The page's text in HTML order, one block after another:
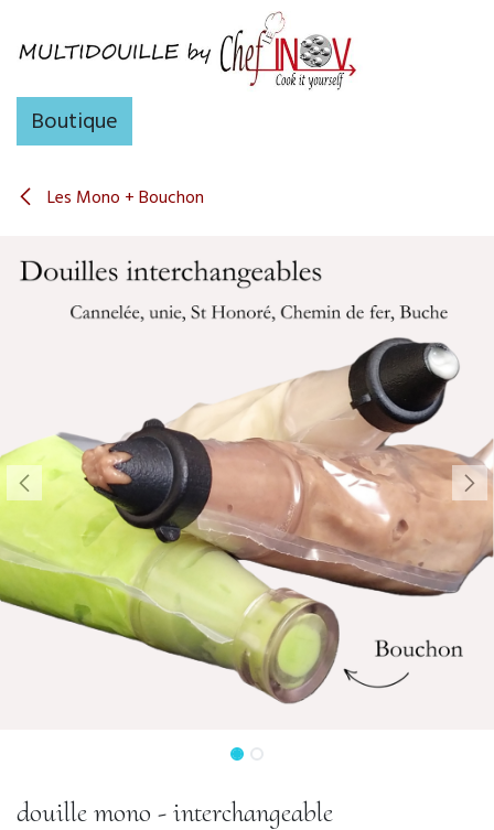
Boutique
Les Mono + Bouchon
douille mono - interchangeable